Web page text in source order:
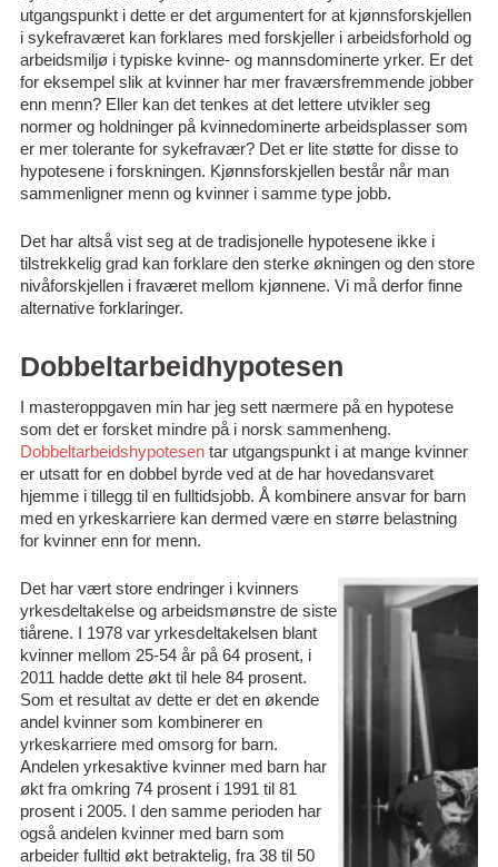
utgangspunkt i dette er det argumentert for at kjønnsforskjellen
i sykefraværet kan forklares med forskjeller i arbeidsforhold og
arbeidsmiljø i typiske kvinne- og mannsdominerte yrker. Er det
for eksempel slik at kvinner har mer fraværsfremmende jobber
enn menn? Eller kan det tenkes at det lettere utvikler seg
normer og holdninger på kvinnedominerte arbeidsplasser som
er mer tolerante for sykefravær? Det er lite støtte for disse to
hypotesene i forskningen. Kjønnsforskjellen består når man
sammenligner menn og kvinner i samme type jobb.
Det har altså vist seg at de tradisjonelle hypotesene ikke i
tilstrekkelig grad kan forklare den sterke økningen og den store
nivåforskjellen i fraværet mellom kjønnene. Vi må derfor finne
alternative forklaringer.
Dobbeltarbeidhypotesen
I masteroppgaven min har jeg sett nærmere på en hypotese
som det er forsket mindre på i norsk sammenheng.
Dobbeltarbeidshypotesentar utgangspunkt i at mange kvinner
er utsatt for en dobbel byrde ved at de har hovedansvaret
hjemme i tillegg til en fulltidsjobb. Å kombinere ansvar for barn
med en yrkeskarriere kan dermed være en større belastning
for kvinner enn for menn.
Det har vært store endringer i kvinners
yrkesdeltakelse og arbeidsmønstre de siste
tiårene. I 1978 var yrkesdeltakelsen blant
kvinner mellom 25-54 år på 64 prosent, i
2011 hadde dette økt til hele 84 prosent.
Som et resultat av dette er det en økende
andel kvinner som kombinerer en
yrkeskarriere med omsorg for barn.
Andelen yrkesaktive kvinner med barn har
økt fra omkring 74 prosent i 1991 til 81
prosent i 2005. I den samme perioden har
også andelen kvinner med barn som
arbeider fulltid økt betraktelig, fra 38 til 50